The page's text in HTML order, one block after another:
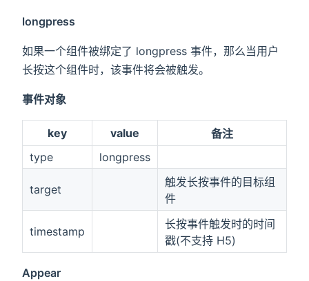
longpress
如果一个组件被绑定了 longpress 事件，那么当用户
长按这个组件时，该事件将会被触发。
事件对象
key value
备注
type
longpress
target
触发长按事件的目标组
件
timestamp
长按事件触发时的时间
戳(不支持 H5)
Appear